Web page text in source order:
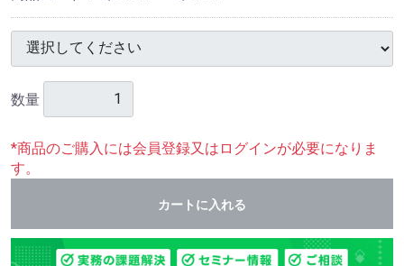
数量
*商品のご購入には会員登録又はログインが必要になりま
す。
カートに入れる